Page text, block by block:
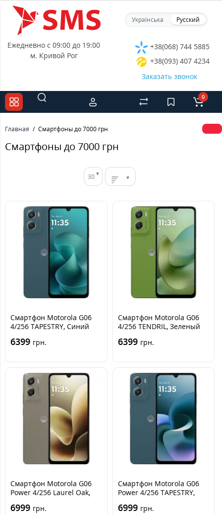
Українська Русский
Ежедневно с 09:00 до 19:00
м. Кривой Рог
+38(068) 744 5885
+38(093) 407 4234
Заказать звонок
0
Главная Cмартфоны до 7000 грн
Cмартфоны до 7000 грн
30
Cмартфон Motorola G06
4/256 TAPESTRY, Синий
6399 грн.
Cмартфон Motorola G06
4/256 TENDRIL, Зеленый
6399 грн.
Cмартфон Motorola G06
Power 4/256 Laurel Oak,
6999 грн.
Cмартфон Motorola G06
Power 4/256 TAPESTRY,
6999 грн.